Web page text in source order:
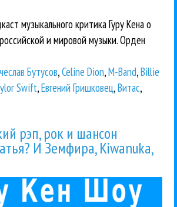
музыкального критика Гуру Кена о
и мировой музыки. Орден
Бутусов,Celine Dion,M-Band,Billie
Swift,Евгений Гришковец,Витас,
рэп, рок и шансон
И Земфира, Kiwanuka,